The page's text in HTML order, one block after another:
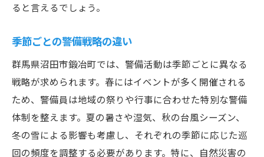
ると言えるでしょう。
季節ごとの警備戦略の違い
群馬県沼田市鍛冶町では、警備活動は季節ごとに異なる
戦略が求められます。春にはイベントが多く開催される
ため、警備員は地域の祭りや行事に合わせた特別な警備
体制を整えます。夏の暑さや湿気、秋の台風シーズン、
冬の雪による影響も考慮し、それぞれの季節に応じた巡
回の頻度を調整する必要があります。特に、自然災害の